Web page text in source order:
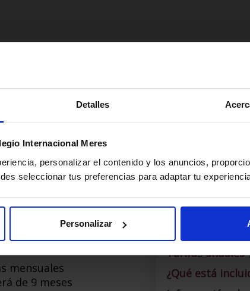
Detalles
Internacional Meres
personalizar el contenido y los anuncios,
seleccionar tus preferencias para adaptar tu
Personalizar
mensuales
de 9 meses
Tarifas anuales
¿Qué está